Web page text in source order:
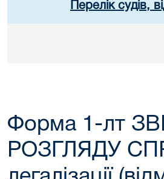
Перелік судів,
Форма 1-лт
РОЗГЛЯДУ